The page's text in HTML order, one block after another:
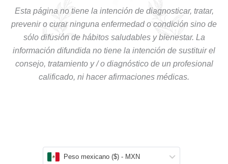
Esta página no tiene la intención de diagnosticar, tratar,
prevenir o curar ninguna enfermedad o condición sino de
sólo difusión de hábitos saludables y bienestar. La
información difundida no tiene la intención de sustituir el
consejo, tratamiento y / o diagnóstico de un profesional
calificado, ni hacer afirmaciones médicas.
Peso mexicano ($) - MXN